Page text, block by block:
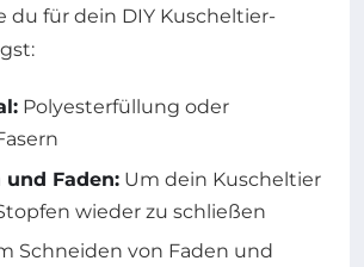
du für dein DIY Kuscheltier-
Polyesterfüllung oder
und Faden: Um dein Kuscheltier
wieder zu schließen
Schneiden von Faden und